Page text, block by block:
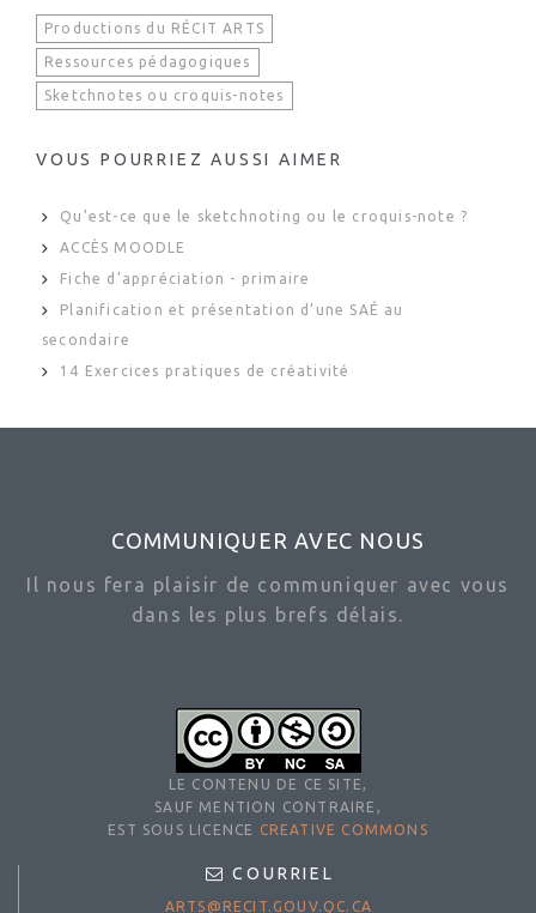
Productions du RÉCIT ARTS
Ressources pédagogiques
Sketchnotes ou croquis-notes
VOUS POURRIEZ AUSSI AIMER
Qu’est-ce que le sketchnoting ou le croquis-note ?
ACCÈS MOODLE
Fiche d’appréciation - primaire
Planification et présentation d’une SAÉ au
secondaire
14 Exercices pratiques de créativité
COMMUNIQUER AVEC NOUS
Il nous fera plaisir de communiquer avec vous
dans les plus brefs délais.
LE CONTENU DE CE SITE,
SAUF MENTION CONTRAIRE,
EST SOUS LICENCE
CREATIVE COMMONS
COURRIEL
ARTS@RECIT.GOUV.QC.CA